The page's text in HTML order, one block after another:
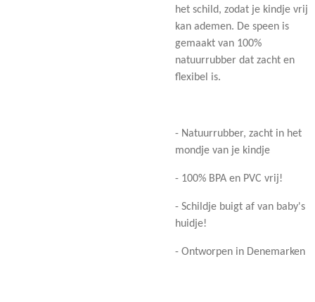
het schild, zodat je kindje vrij
kan ademen. De speen is
gemaakt van 100%
natuurrubber dat zacht en
flexibel is.
- Natuurrubber, zacht in het
mondje van je kindje
- 100% BPA en PVC vrij!
- Schildje buigt af van baby's
huidje!
- Ontworpen in Denemarken